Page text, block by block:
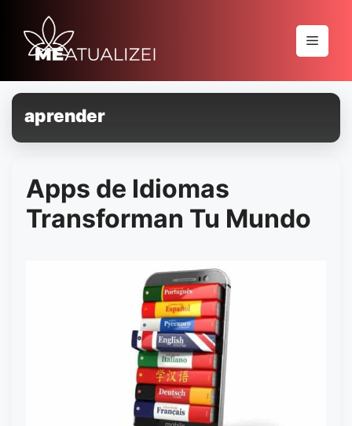
para
Menu
aprender
Apps de Idiomas
Transforman Tu Mundo